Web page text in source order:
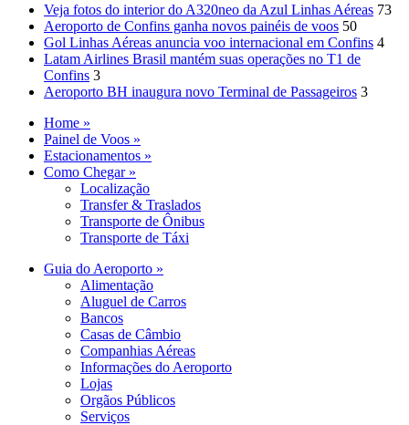
Veja fotos do interior do A320neo da Azul Linhas Aéreas 73
Aeroporto de Confins ganha novos painéis de voos 50
Gol Linhas Aéreas anuncia voo internacional em Confins 4
Latam Airlines Brasil mantém suas operações no T1 de
Confins 3
Aeroporto BH inaugura novo Terminal de Passageiros 3
Home »
Painel de Voos »
Estacionamentos »
Como Chegar »
Localização
Transfer & Traslados
Transporte de Ônibus
Transporte de Táxi
Guia do Aeroporto »
Alimentação
Aluguel de Carros
Bancos
Casas de Câmbio
Companhias Aéreas
Informações do Aeroporto
Lojas
Orgãos Públicos
Serviços